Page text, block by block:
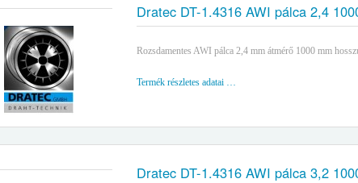
Dratec DT-1.4316 AWI pálca 2,4
Rozsdamentes AWI pálca 2,4 mm átmérő 1000 mm
Termék részletes adatai …
Dratec DT-1.4316 AWI pálca 3,2